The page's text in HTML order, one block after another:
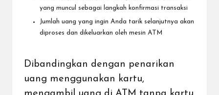
yang muncul sebagai langkah konfirmasi transaksi
Jumlah uang yang ingin Anda tarik selanjutnya akan
diproses dan dikeluarkan oleh mesin ATM
Dibandingkan dengan penarikan
uang menggunakan kartu,